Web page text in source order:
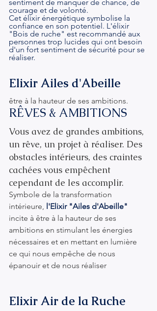
sentiment de manquer de chance, de
courage et de volonté.
Cet élixir énergétique symbolise la
confiance en son potentiel. L'élixir
"Bois de ruche" est recommandé aux
personnes trop lucides qui ont besoin
d'un fort sentiment de sécurité pour se
réaliser.
Elixir Ailes d'Abeille
être à la hauteur de ses ambitions.
RÊVES & AMBITIONS
Vous avez de grandes ambitions,
un rêve, un projet à réaliser. Des
obstacles intérieurs, des craintes
cachées vous empêchent
cependant de les accomplir.
Symbole de la transformation
intérieure, l'Elixir "Ailes d'Abeille"
incite à être à la hauteur de ses
ambitions en stimulant les énergies
nécessaires et en mettant en lumière
ce qui nous empêche de nous
épanouir et de nous réaliser
Elixir Air de la Ruche